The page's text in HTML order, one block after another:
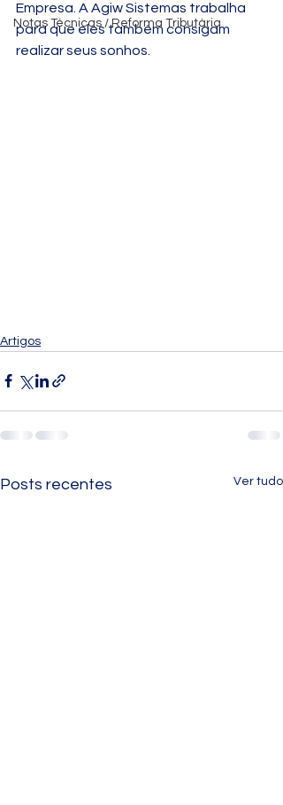
Notas Técnicas / Reforma Tributária
Empresa. A Agiw Sistemas trabalha
para que eles também consigam
realizar seus sonhos.
Artigos
Posts recentes Ver tudo